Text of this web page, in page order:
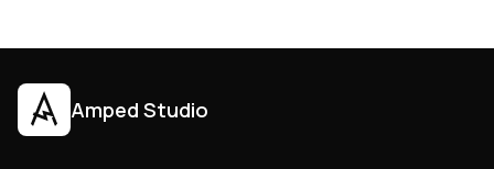
Amped Studio